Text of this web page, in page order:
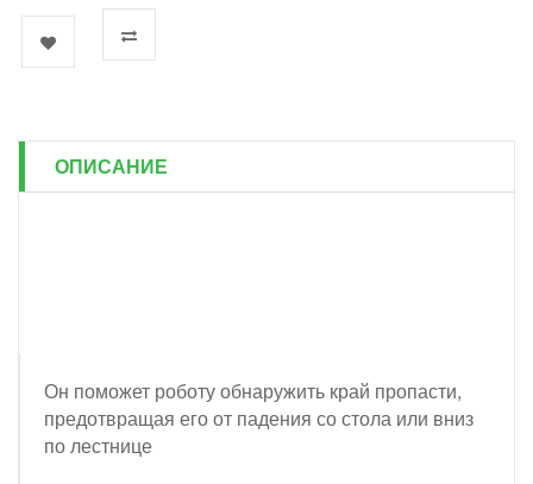
ОПИСАНИЕ
Он поможет роботу обнаружить край пропасти,
предотвращая его от падения со стола или вниз
по лестнице